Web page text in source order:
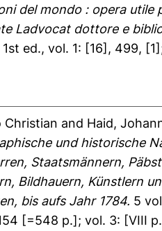
del mondo : opera
Ladvocat dottore e
ed., vol. 1: [16], 499,
Christian and Haid,
und historische
Staatsmännern,
Bildhauern, Künstlern
bis aufs Jahr 1784. 5
[=548 p.]; vol. 3: [VIII